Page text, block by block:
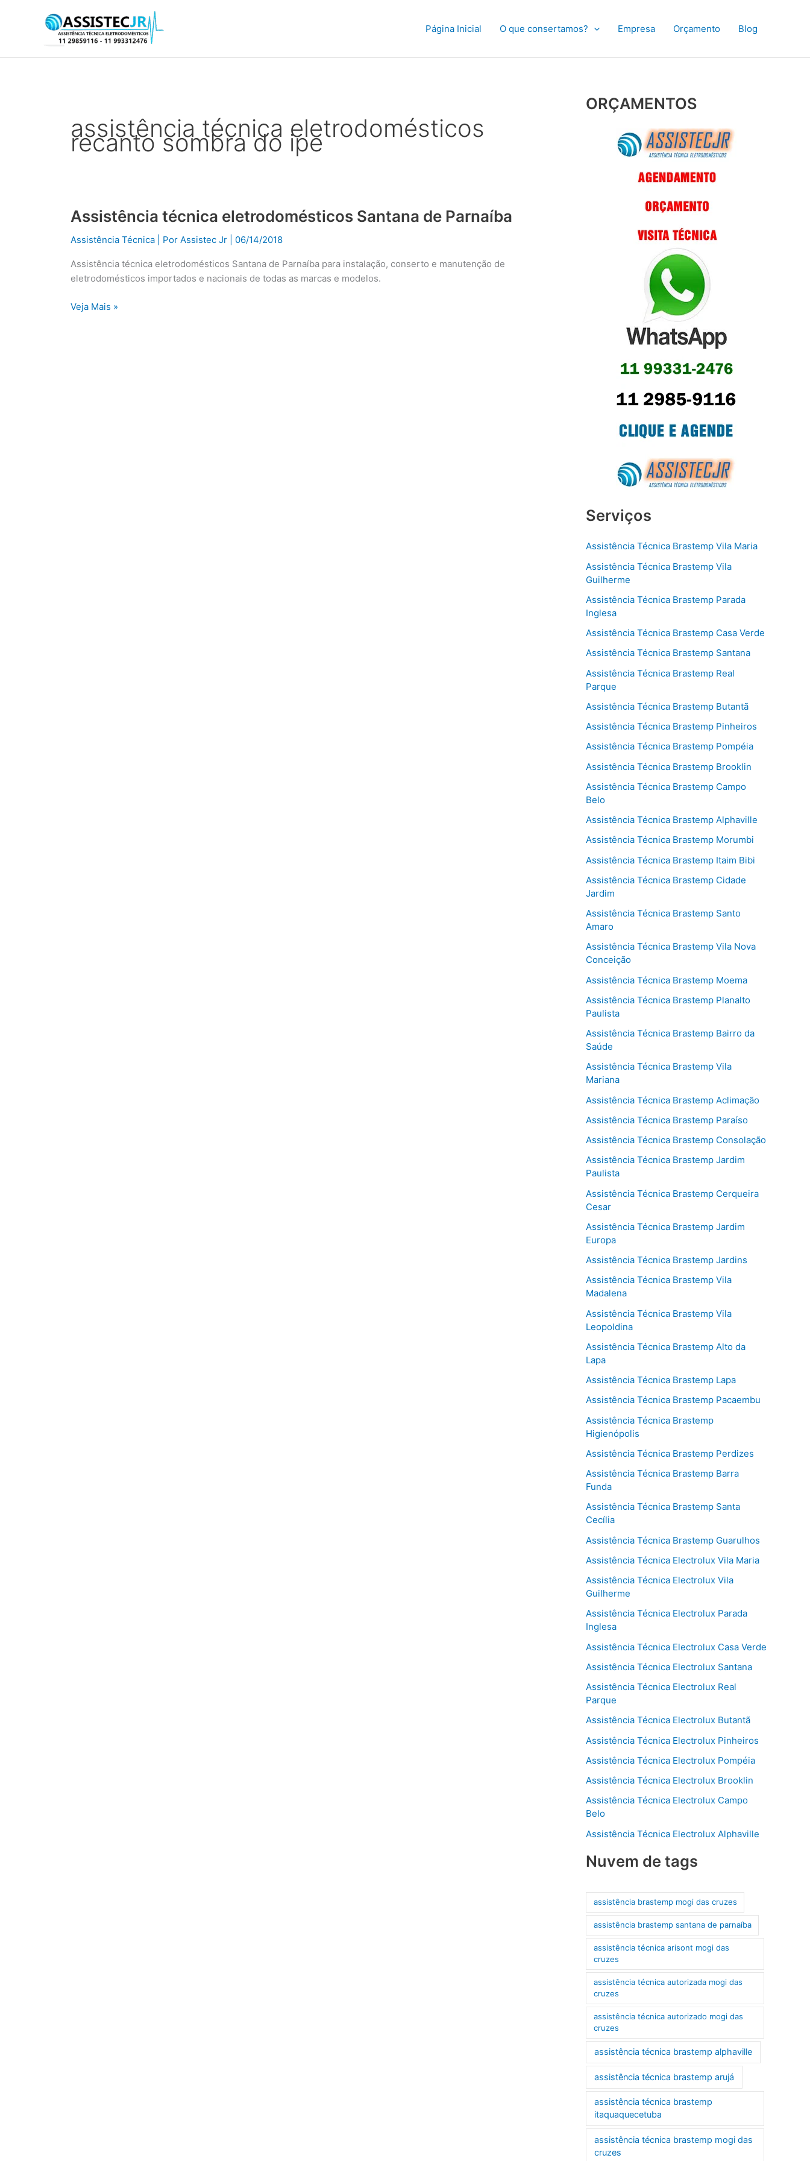
Página Inicial O que consertamos? Empresa Orçamento Blog
assistência técnica eletrodomésticos
recanto sombra do ipe
Assistência técnica eletrodomésticos Santana de Parnaíba
Assistência Técnica | Por Assistec Jr 06/14/2018
Assistência técnica eletrodomésticos Santana de Parnaíba para instalação, conserto e manutenção de
eletrodomésticos importados e nacionais de todas as marcas e modelos.
Assistência
eletrodomésticos
de
Parnaíba
Veja Mais »
ORÇAMENTOS
Serviços
Assistência Técnica Brastemp Vila Maria
Assistência Técnica Brastemp Vila
Guilherme
Assistência Técnica Brastemp Parada
Inglesa
Assistência Técnica Brastemp Casa Verde
Assistência Técnica Brastemp Santana
Assistência Técnica Brastemp Real
Parque
Assistência Técnica Brastemp Butantã
Assistência Técnica Brastemp Pinheiros
Assistência Técnica Brastemp Pompéia
Assistência Técnica Brastemp Brooklin
Assistência Técnica Brastemp Campo
Belo
Assistência Técnica Brastemp Alphaville
Assistência Técnica Brastemp Morumbi
Assistência Técnica Brastemp Itaim Bibi
Assistência Técnica Brastemp Cidade
Jardim
Assistência Técnica Brastemp Santo
Amaro
Assistência Técnica Brastemp Vila Nova
Conceição
Assistência Técnica Brastemp Moema
Assistência Técnica Brastemp Planalto
Paulista
Assistência Técnica Brastemp Bairro da
Saúde
Assistência Técnica Brastemp Vila
Mariana
Assistência Técnica Brastemp Aclimação
Assistência Técnica Brastemp Paraíso
Assistência Técnica Brastemp Consolação
Assistência Técnica Brastemp Jardim
Paulista
Assistência Técnica Brastemp Cerqueira
Cesar
Assistência Técnica Brastemp Jardim
Europa
Assistência Técnica Brastemp Jardins
Assistência Técnica Brastemp Vila
Madalena
Assistência Técnica Brastemp Vila
Leopoldina
Assistência Técnica Brastemp Alto da
Lapa
Assistência Técnica Brastemp Lapa
Assistência Técnica Brastemp Pacaembu
Assistência Técnica Brastemp
Higienópolis
Assistência Técnica Brastemp Perdizes
Assistência Técnica Brastemp Barra
Funda
Assistência Técnica Brastemp Santa
Cecília
Assistência Técnica Brastemp Guarulhos
Assistência Técnica Electrolux Vila Maria
Assistência Técnica Electrolux Vila
Guilherme
Assistência Técnica Electrolux Parada
Inglesa
Assistência Técnica Electrolux Casa Verde
Assistência Técnica Electrolux Santana
Assistência Técnica Electrolux Real
Parque
Assistência Técnica Electrolux Butantã
Assistência Técnica Electrolux Pinheiros
Assistência Técnica Electrolux Pompéia
Assistência Técnica Electrolux Brooklin
Assistência Técnica Electrolux Campo
Belo
Assistência Técnica Electrolux Alphaville
Nuvem de tags
assistência brastemp mogi das cruzes
assistência brastemp santana de parnaíba
assistência técnica arisont mogi das
cruzes
assistência técnica autorizada mogi das
cruzes
assistência técnica autorizado mogi das
cruzes
assistência técnica brastemp alphaville
assistência técnica brastemp arujá
assistência técnica brastemp
itaquaquecetuba
assistência técnica brastemp mogi das
cruzes